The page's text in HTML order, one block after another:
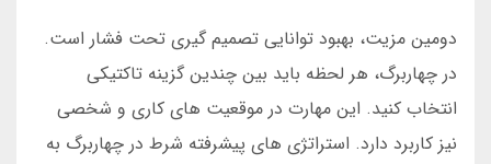
دومین مزیت، بهبود توانایی تصمیم گیری تحت فشار است.
در چهاربرگ، هر لحظه باید بین چندین گزینه تاکتیکی
انتخاب کنید. این مهارت در موقعیت های کاری و شخصی
نیز کاربرد دارد. استراتژی های پیشرفته شرط در چهاربرگ به